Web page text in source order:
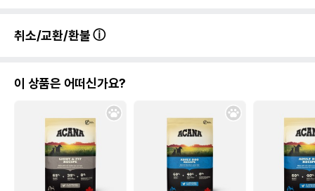
취소/교환/환불
이 상품은 어떠신가요?